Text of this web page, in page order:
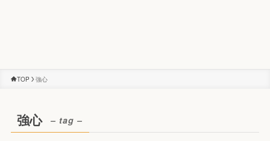
TOP 強心
強心 – tag –